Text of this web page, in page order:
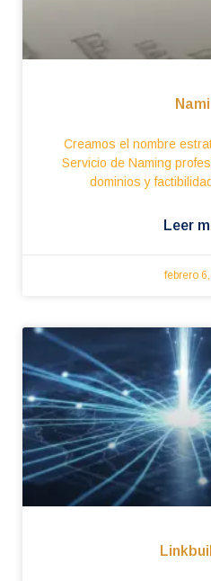
Creamos el nombre
Servicio de Naming
dominios y
Leer
febrero